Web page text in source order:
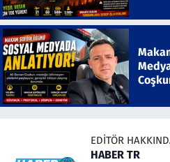
EDITÖR
HABER TR